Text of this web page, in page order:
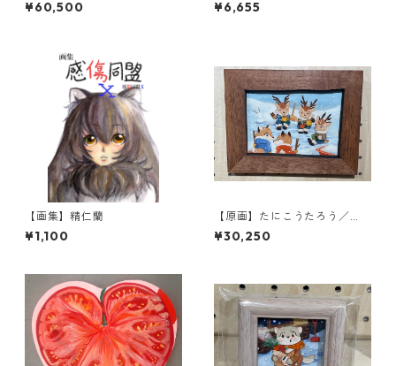
¥60,500 ¥6,655
【画集】精仁蘭
¥1,100
【原画】たにこうたろう／
『今年も雪すごいね〜』
¥30,250